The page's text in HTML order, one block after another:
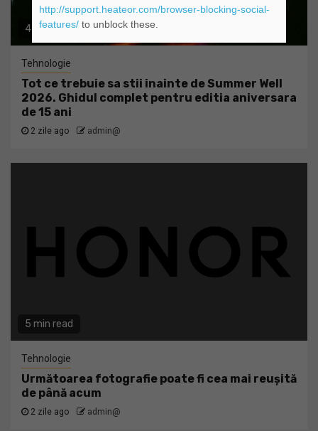
4 min read
Tehnologie
Tot ce trebuie sa stii inainte de Summer Well
2026. Ghidul complet pentru editia aniversara
de 15 ani
2 zile ago admin@
5 min read
Tehnologie
Următoarea fotografie poate fi cea mai reușită
de până acum
2 zile ago admin@
http://support.heateor.com/browser-blocking-social-
features/to unblock these.